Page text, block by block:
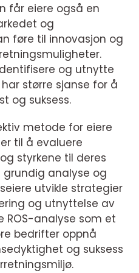
får eiere også en
og
føre til innovasjon og
og utnytte
større sjanse for å
og suksess.
metode for eiere
til å evaluere
styrkene til deres
grundig analyse og
utvikle strategier
og utnyttelse av
ROS-analyse som et
bedrifter oppnå
og suksess